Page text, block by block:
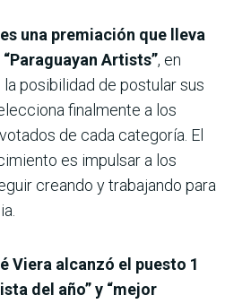
una premiación que lleva
Artists”, en
posibilidad de postular sus
finalmente a los
de cada categoría. El
es impulsar a los
creando y trabajando para
Viera alcanzó el puesto 1
del año” y “mejor